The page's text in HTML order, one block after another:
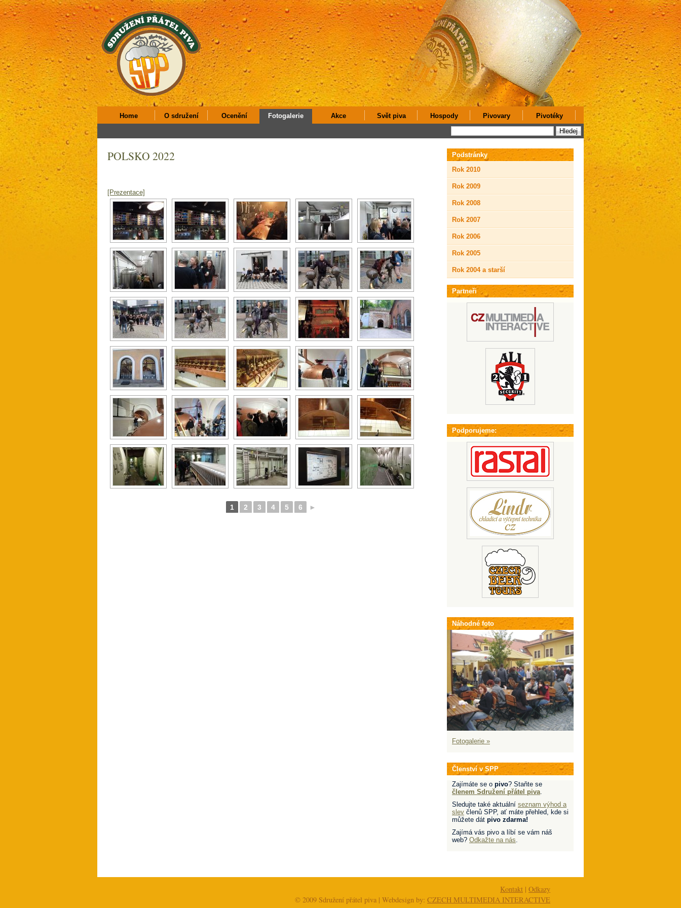
Home O sdružení Ocenění Fotogalerie Akce Svět piva Hospody Pivovary Pivotéky
POLSKO 2022
[Prezentace]
1 2 3 4 5 6 ►
Podstránky
Rok 2010
Rok 2009
Rok 2008
Rok 2007
Rok 2006
Rok 2005
Rok 2004 a starší
Partneři
Podporujeme:
Náhodné foto
Fotogalerie »
Členství v SPP
Zajímáte se o pivo? Staňte se
členem Sdružení přátel piva.
Sledujte také aktuální seznam výhod a
slev členů SPP, ať máte přehled, kde si
můžete dát pivo zdarma!
Zajímá vás pivo a líbí se vám náš
web? Odkažte na nás.
Kontakt |Odkazy
© 2009 Sdružení přátel piva | Webdesign by:CZECH MULTIMEDIA INTERACTIVE